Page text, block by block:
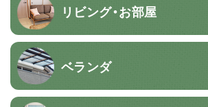
リビング・お部屋
ベランダ